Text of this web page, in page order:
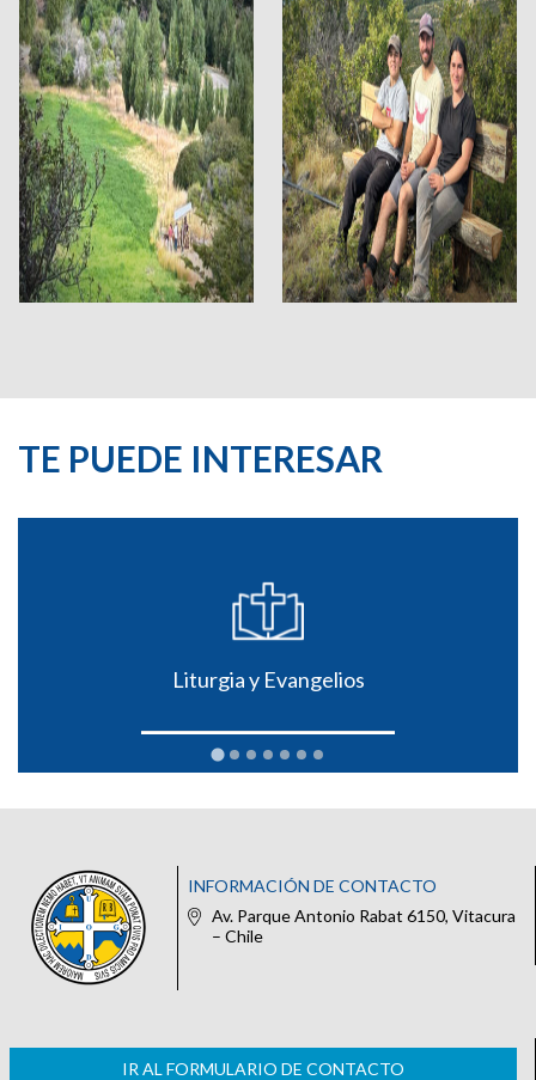
TE PUEDE INTERESAR
Liturgia y Evangelios
INFORMACIÓN DE CONTACTO
Av. Parque Antonio Rabat 6150, Vitacura
– Chile
IR AL FORMULARIO DE CONTACTO